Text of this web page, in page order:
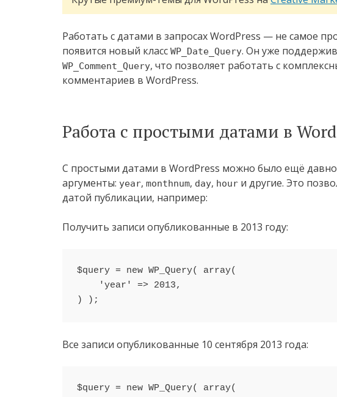
Работать с датами в запросах WordPress — не самое
появится новый класс WP_Date_Query. Он уже
WP_Comment_Query, что позволяет работать с
комментариев в WordPress.
Работа с простыми датами в
С простыми датами в WordPress можно было ещё
аргументы: year, monthnum, day, hour и другие. Это
датой публикации, например:
Получить записи опубликованные в 2013 году:
$query = new WP_Query( array(
    'year' => 2013,
Все записи опубликованные 10 сентября 2013 года:
$query = new WP_Query( array(